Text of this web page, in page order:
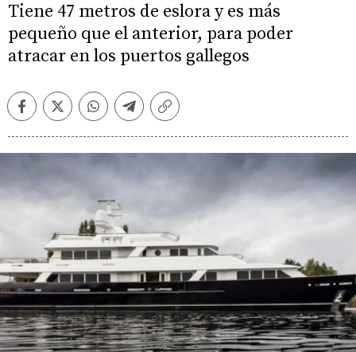
Tiene 47 metros de eslora y es más
pequeño que el anterior, para poder
atracar en los puertos gallegos
FacebookTwitterWhatsappTelegramCopiar